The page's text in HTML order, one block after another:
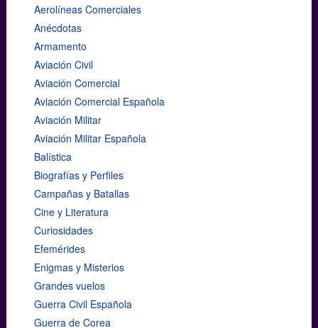
Aerolíneas Comerciales
Anécdotas
Armamento
Aviación Civil
Aviación Comercial
Aviación Comercial Española
Aviación Militar
Aviación Militar Española
Balística
Biografías y Perfiles
Campañas y Batallas
Cine y Literatura
Curiosidades
Efemérides
Enigmas y Misterios
Grandes vuelos
Guerra Civil Española
Guerra de Corea